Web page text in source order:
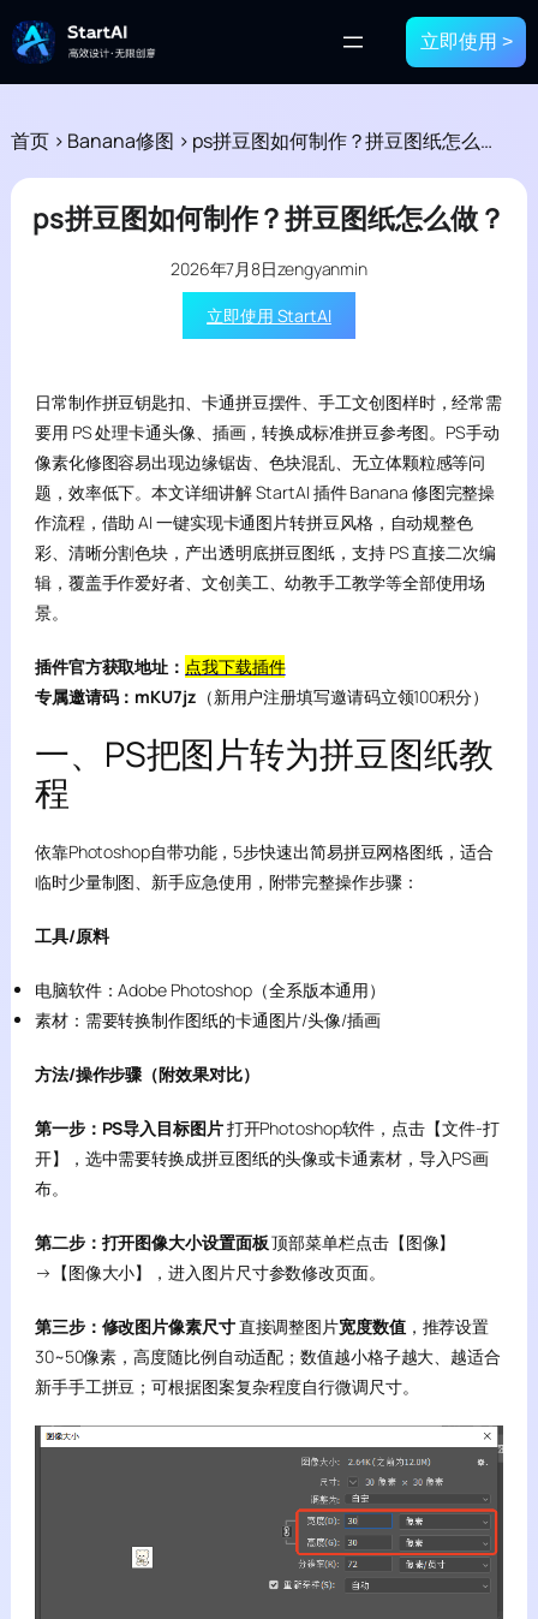
立即使用 >
首页 > Banana修图 > ps拼豆图如何制作？拼豆图纸怎么做？
ps拼豆图如何制作？拼豆图纸怎么做？
2026年7月8日zengyanmin
立即使用 StartAI
日常制作拼豆钥匙扣、卡通拼豆摆件、手工文创图样时，经常需
要用 PS 处理卡通头像、插画，转换成标准拼豆参考图。PS手动
像素化修图容易出现边缘锯齿、色块混乱、无立体颗粒感等问
题，效率低下。本文详细讲解 StartAI 插件 Banana 修图完整操
作流程，借助 AI 一键实现卡通图片转拼豆风格，自动规整色
彩、清晰分割色块，产出透明底拼豆图纸，支持 PS 直接二次编
辑，覆盖手作爱好者、文创美工、幼教手工教学等全部使用场
景。
插件官方获取地址： 点我下载插件
专属邀请码：mKU7jz （新用户注册填写邀请码立领100积分）
一、PS把图片转为拼豆图纸教
程
依靠Photoshop自带功能，5步快速出简易拼豆网格图纸，适合
临时少量制图、新手应急使用，附带完整操作步骤：
工具/原料
电脑软件：Adobe Photoshop（全系版本通用）
素材：需要转换制作图纸的卡通图片/头像/插画
方法/操作步骤（附效果对比）
第一步：PS导入目标图片打开Photoshop软件，点击【文件-打
开】，选中需要转换成拼豆图纸的头像或卡通素材，导入PS画
布。
第二步：打开图像大小设置面板顶部菜单栏点击【图像】
→【图像大小】，进入图片尺寸参数修改页面。
第三步：修改图片像素尺寸直接调整图片宽度数值，推荐设置
30~50像素，高度随比例自动适配；数值越小格子越大、越适合
新手手工拼豆；可根据图案复杂程度自行微调尺寸。